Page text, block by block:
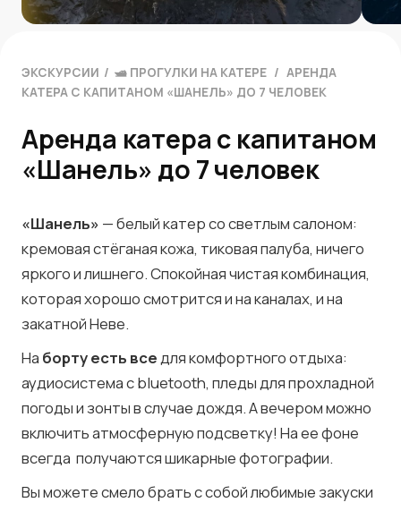
ЭКСКУРСИИ / 🛥 ПРОГУЛКИ НА КАТЕРЕ / АРЕНДА
КАТЕРА С КАПИТАНОМ «ШАНЕЛЬ» ДО 7 ЧЕЛОВЕК
Аренда катера с капитаном
«Шанель» до 7 человек
«Шанель» — белый катер со светлым салоном:
кремовая стёганая кожа, тиковая палуба, ничего
яркого и лишнего. Спокойная чистая комбинация,
которая хорошо смотрится и на каналах, и на
закатной Неве.
На борту есть вседля комфортного отдыха:
аудиосистема с bluetooth, пледы для прохладной
погоды и зонты в случае дождя. А вечером можно
включить атмосферную подсветку! На ее фоне
всегда получаются шикарные фотографии.
Вы можете смело брать с собой любимые закуски